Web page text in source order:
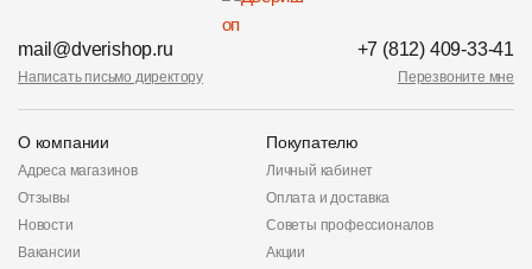
mail@dverishop.ru
Написать письмо директору
+7 (812) 409-33-41
Перезвоните мне
О компании
Адреса магазинов
Отзывы
Новости
Вакансии
Покупателю
Личный кабинет
Оплата и доставка
Советы профессионалов
Акции